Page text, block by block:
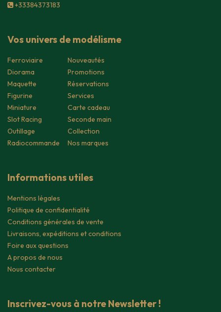
+33384373183
Vos univers de modélisme
Ferroviaire
Diorama
Maquette
Figurine
Miniature
Slot Racing
Outillage
Radiocommande
Nouveautés
Promotions
Réservations
Services
Carte cadeau
Seconde main
Collection
Nos marques
Informations utiles
Mentions légales
Politique de confidentialité
Conditions générales de vente
Livraisons, expéditions et conditions
Foire aux questions
A propos de nous
Nous contacter
Inscrivez-vous à notre Newsletter !